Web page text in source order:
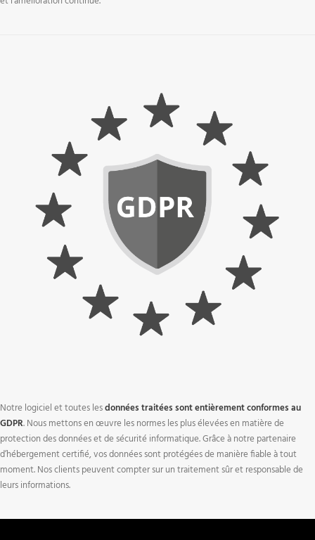
Notre logiciel et toutes lesdonnées traitées sont entièrement conformes au
GDPR. Nous mettons en œuvre les normes les plus élevées en matière de
protection des données et de sécurité informatique. Grâce à notre partenaire
d’hébergement certifié, vos données sont protégées de manière fiable à tout
moment. Nos clients peuvent compter sur un traitement sûr et responsable de
leurs informations.